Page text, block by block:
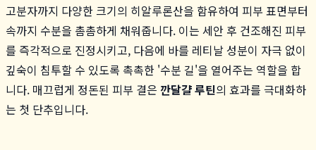
고분자까지 다양한 크기의 히알루론산을 함유하여 피부 표면부터
속까지 수분을 촘촘하게 채워줍니다. 이는 세안 후 건조해진 피부
를 즉각적으로 진정시키고, 다음에 바를 레티날 성분이 자극 없이
깊숙이 침투할 수 있도록 촉촉한 '수분 길'을 열어주는 역할을 합
니다. 매끄럽게 정돈된 피부 결은 깐달걀 루틴의 효과를 극대화하
는 첫 단추입니다.